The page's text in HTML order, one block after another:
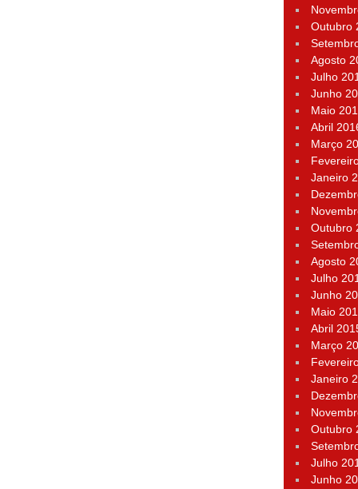
Outubro
Agosto
Julho
Junho
Maio
Abril
Março
Janeiro
Outubro
Agosto
Julho
Junho
Maio
Abril
Março
Janeiro
Outubro
Julho
Junho